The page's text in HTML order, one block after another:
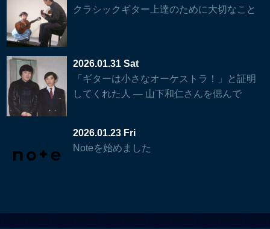
クラシックギター上達のために大切なこと
2026.01.31 Sat
「ギターは小さなオーケストラ！」と証明
してくれた人 — 山下和仁さんを偲んで
2026.01.23 Fri
Noteを始めました